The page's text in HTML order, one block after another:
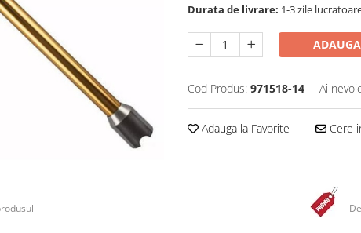
Durata de livrare: 1-3 zile
Cod Produs: 971518-14 Ai
Adauga la Favorite Cere